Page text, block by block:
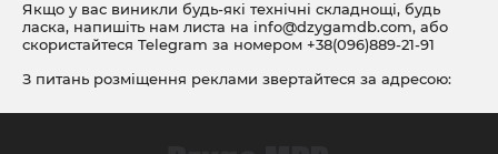
Якщо у вас виникли будь-які технічні складнощі, будь
ласка, напишіть нам листа на info@dzygamdb.com, або
скористайтеся Telegram за номером +38(096)889-21-91
З питань розміщення реклами звертайтеся за адресою:
посиланням